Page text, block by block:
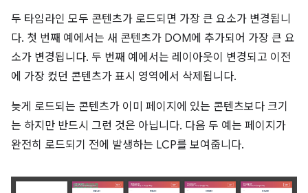
두 타임라인 모두 콘텐츠가 로드되면 가장 큰 요소가 변경됩니
다. 첫 번째 예에서는 새 콘텐츠가 DOM에 추가되어 가장 큰 요
소가 변경됩니다. 두 번째 예에서는 레이아웃이 변경되고 이전
에 가장 컸던 콘텐츠가 표시 영역에서 삭제됩니다.
늦게 로드되는 콘텐츠가 이미 페이지에 있는 콘텐츠보다 크기
는 하지만 반드시 그런 것은 아닙니다. 다음 두 예는 페이지가
완전히 로드되기 전에 발생하는 LCP를 보여줍니다.